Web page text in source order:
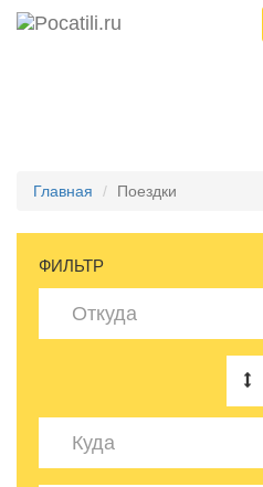
Главная Поездки
ФИЛЬТР